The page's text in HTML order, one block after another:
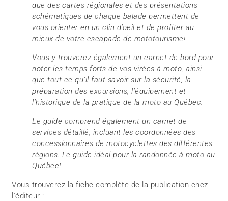
que des cartes régionales et des présentations
schématiques de chaque balade permettent de
vous orienter en un clin d’oeil et de profiter au
mieux de votre escapade de mototourisme!
Vous y trouverez également un carnet de bord pour
noter les temps forts de vos virées à moto, ainsi
que tout ce qu’il faut savoir sur la sécurité, la
préparation des excursions, l’équipement et
l’historique de la pratique de la moto au Québec.
Le guide comprend également un carnet de
services détaillé, incluant les coordonnées des
concessionnaires de motocyclettes des différentes
régions. Le guide idéal pour la randonnée à moto au
Québec!
Vous trouverez la fiche complète de la publication chez
l'éditeur :